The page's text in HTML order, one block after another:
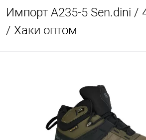
Импорт A235-5 Sen.dini /
/ Хаки оптом